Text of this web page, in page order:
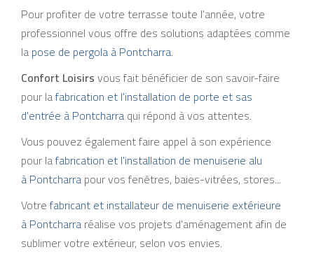
Pour profiter de votre terrasse toute l'année, votre
professionnel vous offre des solutions adaptées comme
lapose de pergola à Pontcharra.
Confort Loisirsvous fait bénéficier de son savoir-faire
pour lafabrication et l'installation de porte et sas
d'entrée à Pontcharraqui répond à vos attentes.
Vous pouvez également faire appel à son expérience
pour lafabrication et l'installation de menuiserie alu
à Pontcharrapour vos fenêtres, baies-vitrées, stores...
Votrefabricant et installateur de menuiserie extérieure
à Pontcharraréalise vos projets d'aménagement afin de
sublimer votre extérieur, selon vos envies.